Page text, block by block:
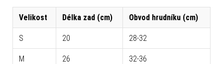
Velikost Délka zad (cm) Obvod hrudníku (cm)
S 20 28-32
M 26 32-36